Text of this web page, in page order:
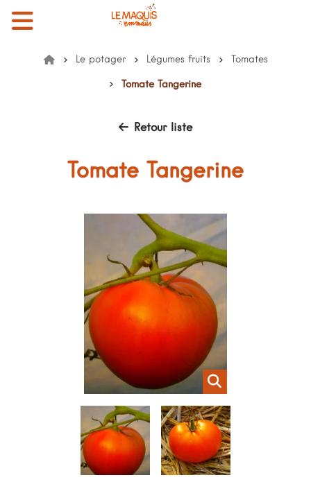
Le potager Légumes fruits Tomates
Tomate Tangerine
Retour liste
Tomate Tangerine